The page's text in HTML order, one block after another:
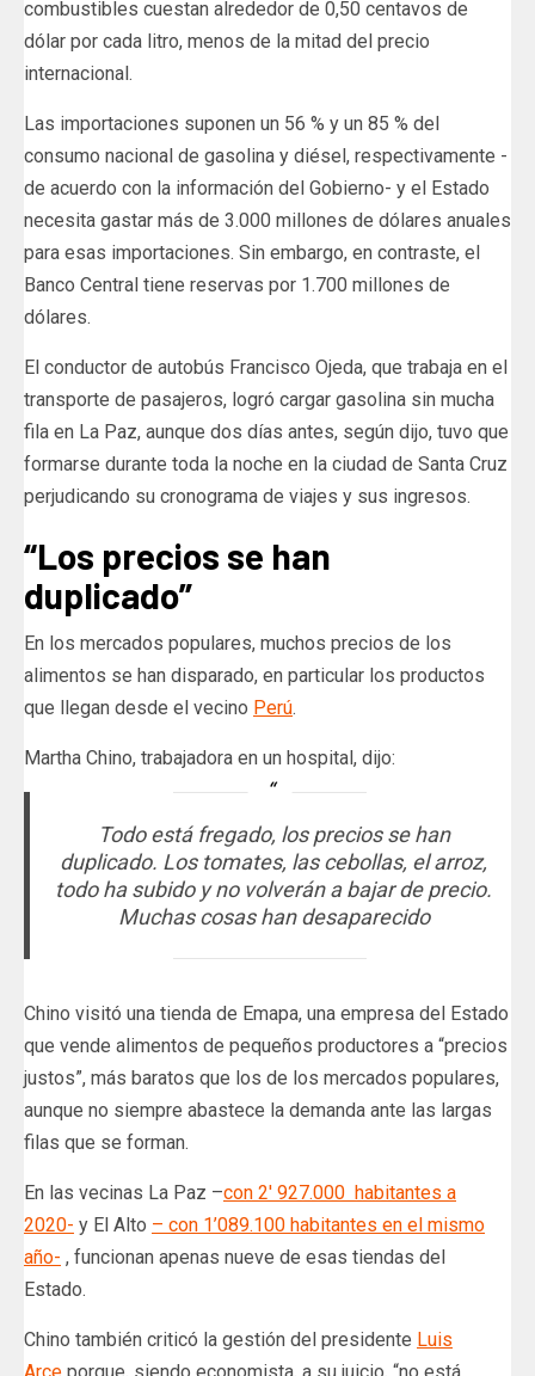
combustibles cuestan alrededor de 0,50 centavos de
dólar por cada litro, menos de la mitad del precio
internacional.
Las importaciones suponen un 56 % y un 85 % del
consumo nacional de gasolina y diésel, respectivamente -
de acuerdo con la información del Gobierno- y el Estado
necesita gastar más de 3.000 millones de dólares anuales
para esas importaciones. Sin embargo, en contraste, el
Banco Central tiene reservas por 1.700 millones de
dólares.
El conductor de autobús Francisco Ojeda, que trabaja en el
transporte de pasajeros, logró cargar gasolina sin mucha
fila en La Paz, aunque dos días antes, según dijo, tuvo que
formarse durante toda la noche en la ciudad de Santa Cruz
perjudicando su cronograma de viajes y sus ingresos.
“Los precios se han
duplicado”
En los mercados populares, muchos precios de los
alimentos se han disparado, en particular los productos
que llegan desde el vecino Perú.
Martha Chino, trabajadora en un hospital, dijo:
Todo está fregado, los precios se han
duplicado. Los tomates, las cebollas, el arroz,
todo ha subido y no volverán a bajar de precio.
Muchas cosas han desaparecido
Chino visitó una tienda de Emapa, una empresa del Estado
que vende alimentos de pequeños productores a “precios
justos”, más baratos que los de los mercados populares,
aunque no siempre abastece la demanda ante las largas
filas que se forman.
En las vecinas La Paz –con 2′ 927.000 ​​​​​​ habitantes a
2020- y El Alto – con 1’089.100 habitantes en el mismo
año- , funcionan apenas nueve de esas tiendas del
Estado.
Chino también criticó la gestión del presidente Luis